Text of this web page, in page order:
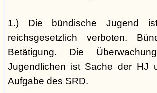
1.) Die bündische Jugend
reichsgesetzlich verboten.
Betätigung. Die
Jugendlichen ist Sache der HJ
Aufgabe des SRD.